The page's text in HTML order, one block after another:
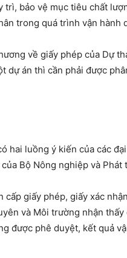
bảo vệ mục tiêu chất
trong quá trình vận hành
về giấy phép của Dự
dự án thì cần phải được
hai luồng ý kiến của các
Bộ Nông nghiệp và Phát
giấy phép, giấy xác
và Môi trường nhận
được phê duyệt, kết quả